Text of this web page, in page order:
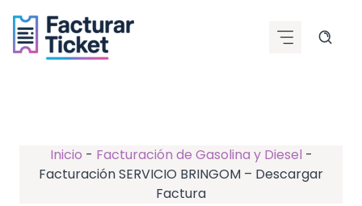
contenido
Inicio - Facturación de Gasolina y Diesel -
Facturación SERVICIO BRINGOM – Descargar
Factura